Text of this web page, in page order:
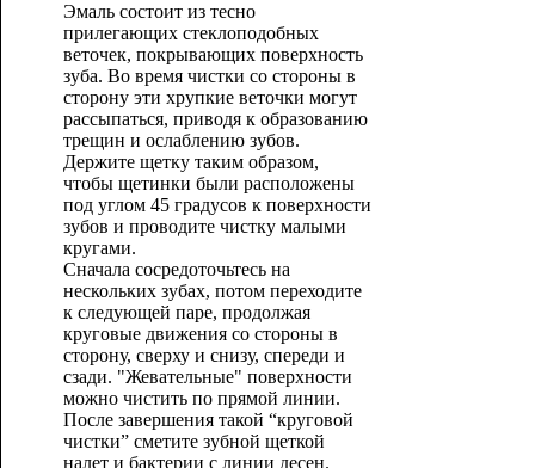
Эмаль состоит из тесно
прилегающих стеклоподобных
веточек, покрывающих поверхность
зуба. Во время чистки со стороны в
сторону эти хрупкие веточки могут
рассыпаться, приводя к образованию
трещин и ослаблению зубов.
Держите щетку таким образом,
чтобы щетинки были расположены
под углом 45 градусов к поверхности
зубов и проводите чистку малыми
кругами.
Сначала сосредоточьтесь на
нескольких зубах, потом переходите
к следующей паре, продолжая
круговые движения со стороны в
сторону, сверху и снизу, спереди и
сзади. "Жевательные" поверхности
можно чистить по прямой линии.
После завершения такой “круговой
чистки” сметите зубной щеткой
налет и бактерии с линии десен.